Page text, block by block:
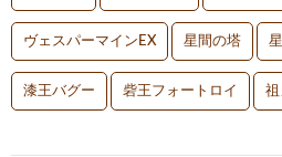
ヴェスパーマインEX 星間の塔
漆王バグー 砦王フォートロイ 祖